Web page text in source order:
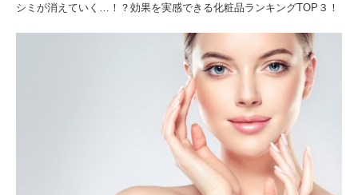
シミが消えていく…！？効果を実感できる化粧品ランキングTOP３！